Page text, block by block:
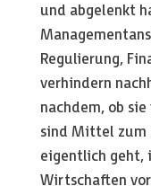
und abgelenkt
Regulierung,
verhindern
nachdem, ob
sind Mittel zum
eigentlich geht,
Wirtschaften